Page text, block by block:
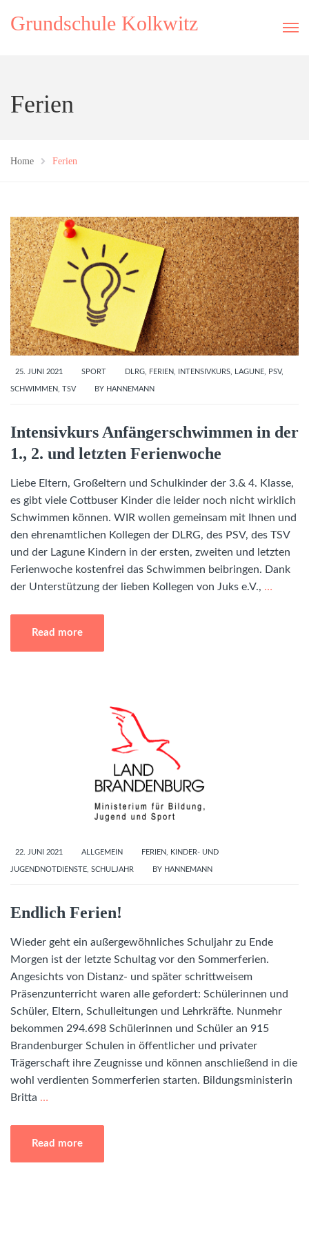
Grundschule Kolkwitz
Ferien
Home Ferien
25. JUNI 2021 SPORT DLRG FERIEN INTENSIVKURS LAGUNE PSV,
SCHWIMMEN TSV BY HANNEMANN
Intensivkurs Anfängerschwimmen in der
1., 2. und letzten Ferienwoche
Liebe Eltern, Großeltern und Schulkinder der 3.& 4. Klasse,
es gibt viele Cottbuser Kinder die leider noch nicht wirklich
Schwimmen können. WIR wollen gemeinsam mit Ihnen und
den ehrenamtlichen Kollegen der DLRG, des PSV, des TSV
und der Lagune Kindern in der ersten, zweiten und letzten
Ferienwoche kostenfrei das Schwimmen beibringen. Dank
der Unterstützung der lieben Kollegen von Juks e.V., …
Read more
22. JUNI 2021 ALLGEMEIN FERIEN KINDER- UND
JUGENDNOTDIENSTE SCHULJAHR BY HANNEMANN
Endlich Ferien!
Wieder geht ein außergewöhnliches Schuljahr zu Ende
Morgen ist der letzte Schultag vor den Sommerferien.
Angesichts von Distanz- und später schrittweisem
Präsenzunterricht waren alle gefordert: Schülerinnen und
Schüler, Eltern, Schulleitungen und Lehrkräfte. Nunmehr
bekommen 294.698 Schülerinnen und Schüler an 915
Brandenburger Schulen in öffentlicher und privater
Trägerschaft ihre Zeugnisse und können anschließend in die
wohl verdienten Sommerferien starten. Bildungsministerin
Britta …
Read more